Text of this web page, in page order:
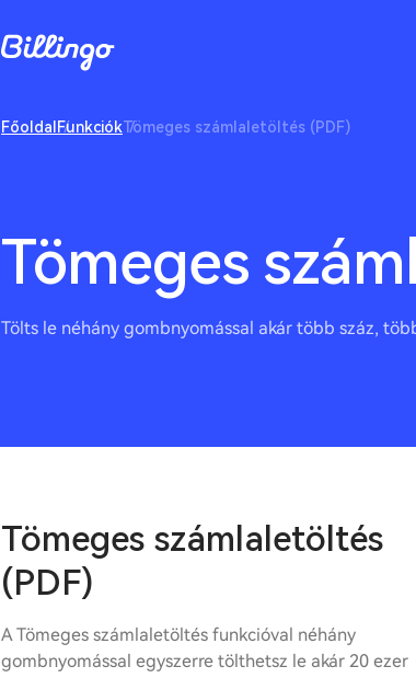
Főoldal FunkciókTömeges számlaletöltés (PDF)
Tömeges
Tölts le néhány gombnyomással akár több száz,
Tömeges számlaletöltés
(PDF)
A Tömeges számlaletöltés funkcióval néhány
gombnyomással egyszerre tölthetsz le akár 20 ezer